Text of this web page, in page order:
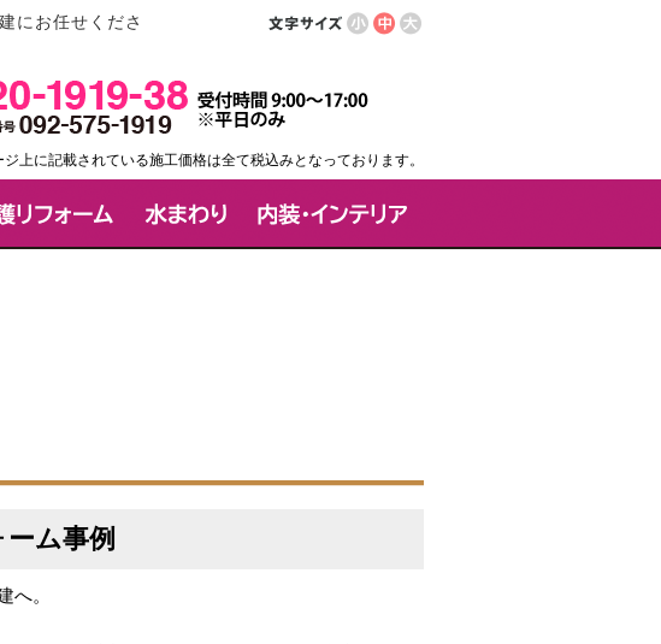
にお任せくださ
上に記載されている施工価格は全て税込みとなっております。
ム事例
へ。